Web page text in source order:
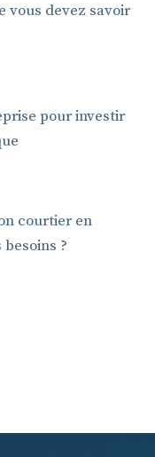
vous devez savoir
pour investir
courtier en
?